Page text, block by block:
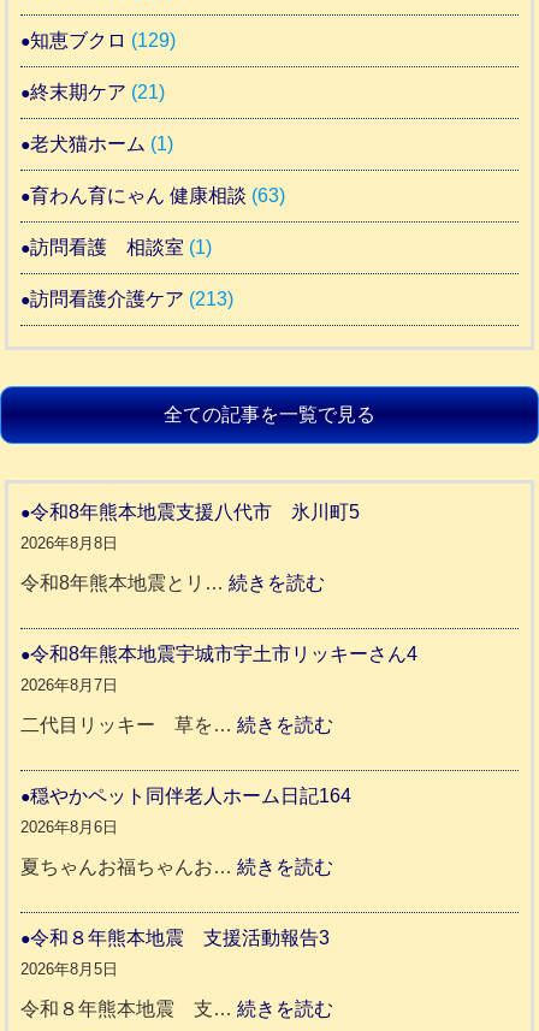
知恵ブクロ (129)
終末期ケア (21)
老犬猫ホーム (1)
育わん育にゃん 健康相談 (63)
訪問看護 相談室 (1)
訪問看護介護ケア (213)
全ての記事を一覧で見る
令和8年熊本地震支援八代市 氷川町5
2026年8月8日
令和8年熊本地震とリ…続きを読む
和
年
本
援
市
令和8年熊本地震宇城市宇土市リッキーさん4
2026年8月7日
二代目リッキー 草を…続きを読む
和
穏やかペット同伴老人ホーム日記164
2026年8月6日
夏ちゃんお福ちゃんお…続きを読む
令和８年熊本地震 支援活動報告3
2026年8月5日
令和８年熊本地震 支…続きを読む